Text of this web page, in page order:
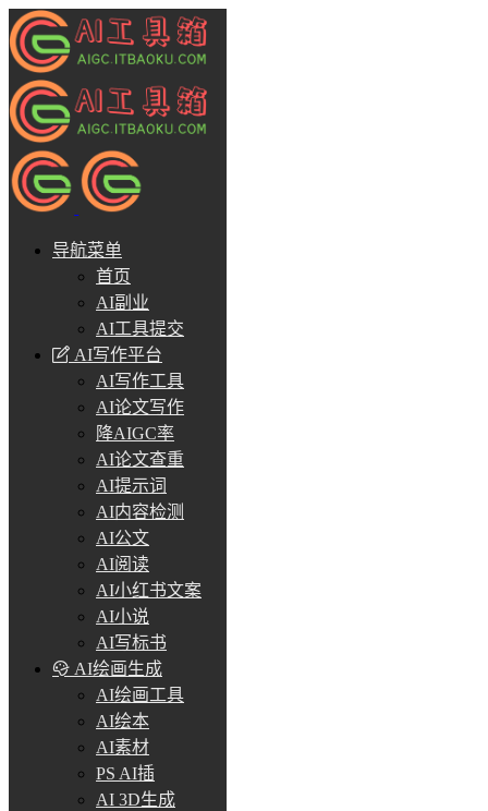
导航菜单
首页
AI副业
AI工具提交
AI写作平台
AI写作工具
AI论文写作
降AIGC率
AI论文查重
AI提示词
AI内容检测
AI公文
AI阅读
AI小红书文案
AI小说
AI写标书
AI绘画生成
AI绘画工具
AI绘本
AI素材
PS AI插
AI 3D生成